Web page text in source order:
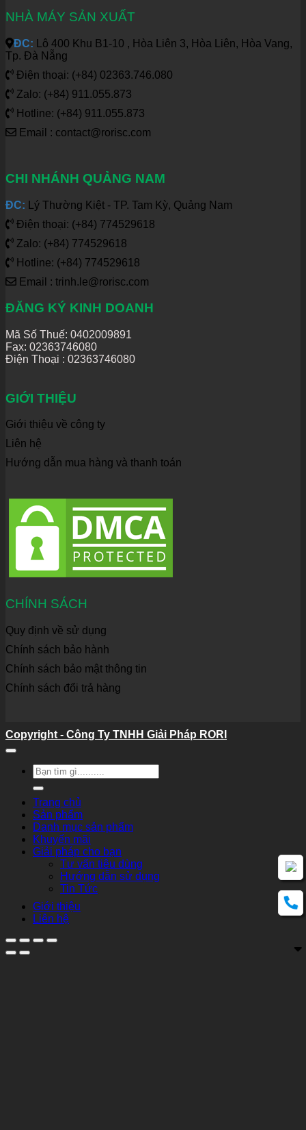
NHÀ MÁY SẢN XUẤT
ĐC: Lô 400 Khu B1-10 , Hòa Liên 3, Hòa Liên, Hòa Vang,
Tp. Đà Nẵng
Điện thoại: (+84) 02363.746.080
Zalo: (+84) 911.055.873
Hotline: (+84) 911.055.873
Email : contact@rorisc.com
CHI NHÁNH QUẢNG NAM
ĐC: Lý Thường Kiệt - TP. Tam Kỳ, Quảng Nam
Điện thoại: (+84) 774529618
Zalo: (+84) 774529618
Hotline: (+84) 774529618
Email : trinh.le@rorisc.com
ĐĂNG KÝ KINH DOANH
Mã Số Thuế: 0402009891
Fax: 02363746080
Điện Thoại : 02363746080
GIỚI THIỆU
Giới thiệu về công ty
Liên hệ
Hướng dẫn mua hàng và thanh toán
CHÍNH SÁCH
Quy định về sử dụng
Chính sách bảo hành
Chính sách bảo mật thông tin
Chính sách đổi trả hàng
Copyright - Công Ty TNHH Giải Pháp RORI
Tìm
kiếm:
Trang chủ
Sản phẩm
Danh mục sản phẩm
Khuyến mãi
Giải pháp cho bạn
Tư vấn tiêu dùng
Hướng dẫn sử dụng
Tin Tức
Giới thiệu
Liên hệ